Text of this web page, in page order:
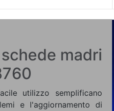
madri
utilizzo semplificano
e l'aggiornamento di